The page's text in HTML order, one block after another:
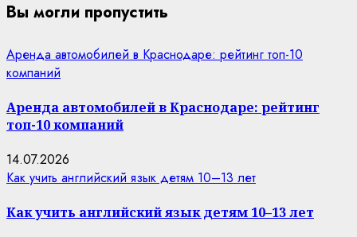
Вы могли пропустить
Аренда автомобилей в Краснодаре: рейтинг топ-10
компаний
Аренда автомобилей в Краснодаре: рейтинг
топ-10 компаний
14.07.2026
Как учить английский язык детям 10–13 лет
Как учить английский язык детям 10–13 лет